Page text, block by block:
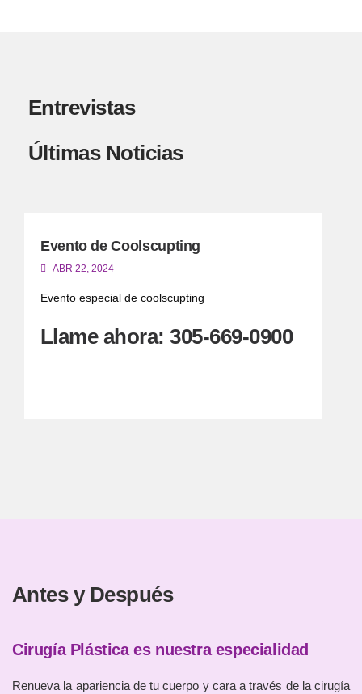
Entrevistas
Últimas Noticias
Evento de Coolscupting
ABR 22, 2024
Evento especial de coolscupting
Llame ahora: 305-669-0900
Antes y Después
Cirugía Plástica es nuestra especialidad
Renueva la apariencia de tu cuerpo y cara a través de la cirugía